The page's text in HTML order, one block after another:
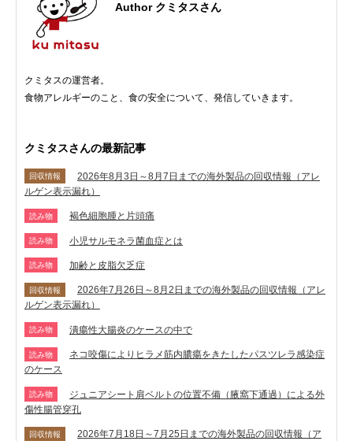
Author クミタスさん
クミタスの運営者。
食物アレルギーのこと、食の安全について、発信していきます。
クミタスさんの最新記事
回収情報
2026年8月3日～8月7日までの海外製品の回収情報（アレ
ルゲン表示漏れ）
読み物 褐色細胞腫と片頭痛
読み物 小児サルモネラ菌血症とは
読み物 加齢と皮脂欠乏症
回収情報
2026年7月26日～8月2日までの海外製品の回収情報（アレ
ルゲン表示漏れ）
読み物 潰瘍性大腸炎のケースの中で
読み物
ネコ咬傷によりヒラメ筋内膿瘍をきたしたパスツレラ感染症
のケース
読み物
ジュニアシート肩ベルトの位置不備（腋窩下通過）による外
傷性腸管穿孔
回収情報
2026年7月18日～7月25日までの海外製品の回収情報（ア